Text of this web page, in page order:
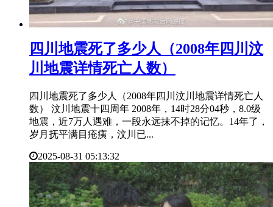
​四川地震死了多少人（2008年四川汶
川地震详情死亡人数）
四川地震死了多少人（2008年四川汶川地震详情死亡人
数） 汶川地震十四周年 2008年，14时28分04秒，8.0级
地震，近7万人遇难，一段永远抹不掉的记忆。14年了，
岁月抚平满目疮痍，汶川已...
2025-08-31 05:13:32